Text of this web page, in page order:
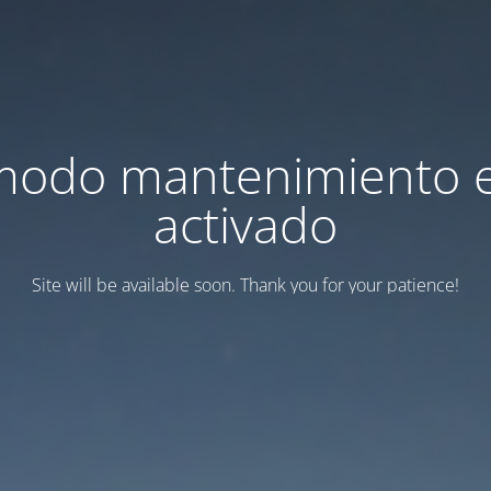
mantenimiento
activado
Site will be available soon. Thank you for your patience!